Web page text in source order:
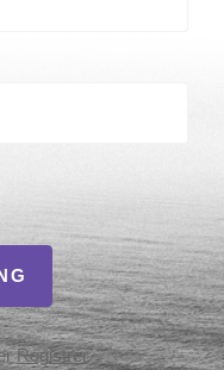
Registrer